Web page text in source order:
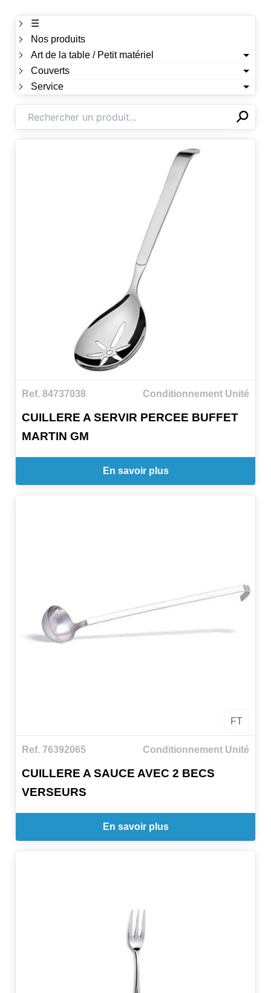
☰
Nos produits
Art de la table / Petit matériel
Couverts
Service
✕⚲
Ref. 84737038 Conditionnement Unité
CUILLERE A SERVIR PERCEE BUFFET
MARTIN GM
En savoir plus
FT
Ref. 76392065 Conditionnement Unité
CUILLERE A SAUCE AVEC 2 BECS
VERSEURS
En savoir plus